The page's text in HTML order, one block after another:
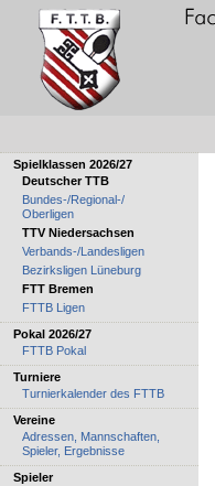
Spielklassen 2026/27
Deutscher TTB
Bundes-/Regional-/
Oberligen
TTV Niedersachsen
Verbands-/Landesligen
Bezirksligen Lüneburg
FTT Bremen
FTTB Ligen
Pokal 2026/27
FTTB Pokal
Turniere
Turnierkalender des FTTB
Vereine
Adressen, Mannschaften,
Spieler, Ergebnisse
Spieler